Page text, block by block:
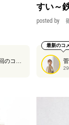
Eatreat編集部です。今回のコラムはアンチエイジング食です。
すい～
posted by
最新のコ